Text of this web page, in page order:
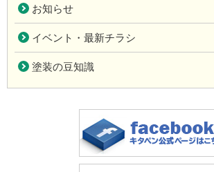
お知らせ
イベント・最新チラシ
塗装の豆知識